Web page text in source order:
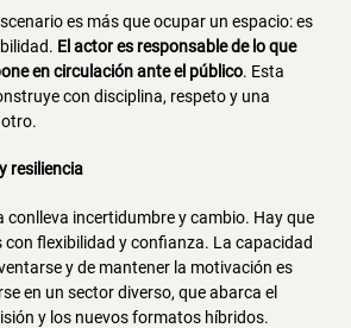
es más que ocupar un espacio: es
El actor es responsable de lo que
en circulación ante el público. Esta
con disciplina, respeto y una
resiliencia
conlleva incertidumbre y cambio. Hay que
flexibilidad y confianza. La capacidad
y de mantener la motivación es
en un sector diverso, que abarca el
y los nuevos formatos híbridos.